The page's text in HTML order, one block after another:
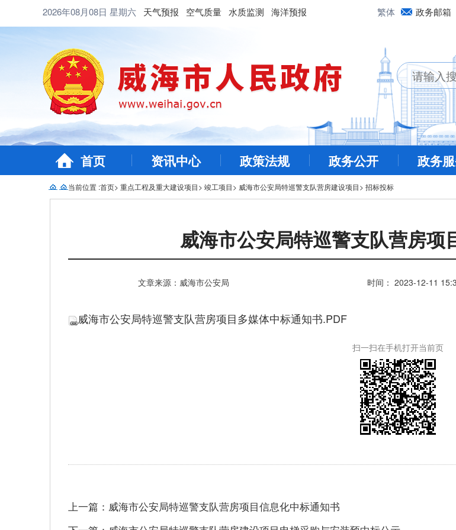
2026年08月08日 星期六 天气预报 空气质量 水质监测 海洋预报 繁体 政务邮箱
首页 资讯中心 政策法规 政务公开 政务
当前位置 :首页> 重点工程及重大建设项目> 竣工项目> 威海市公安局特巡警支队营房建设项目> 招标投标
威海市公安局特巡警支队营房项
文章来源：威海市公安局 时间： 2023-12-11
威海市公安局特巡警支队营房项目多媒体中标通知书.PDF
扫一扫在手机打开当前页
上一篇：威海市公安局特巡警支队营房项目信息化中标通知书